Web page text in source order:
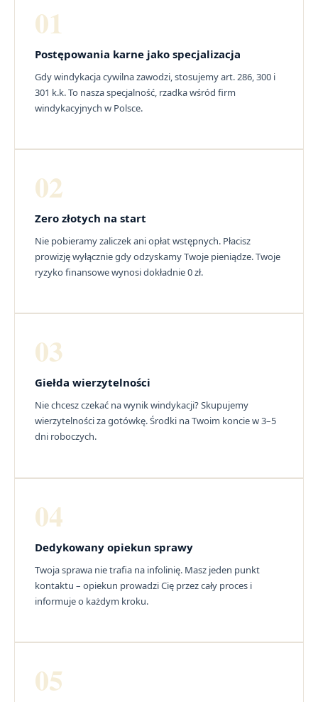
01
Postępowania karne jako specjalizacja
Gdy windykacja cywilna zawodzi, stosujemy art. 286, 300 i
301 k.k. To nasza specjalność, rzadka wśród firm
windykacyjnych w Polsce.
02
Zero złotych na start
Nie pobieramy zaliczek ani opłat wstępnych. Płacisz
prowizję wyłącznie gdy odzyskamy Twoje pieniądze. Twoje
ryzyko finansowe wynosi dokładnie 0 zł.
03
Giełda wierzytelności
Nie chcesz czekać na wynik windykacji? Skupujemy
wierzytelności za gotówkę. Środki na Twoim koncie w 3–5
dni roboczych.
04
Dedykowany opiekun sprawy
Twoja sprawa nie trafia na infolinię. Masz jeden punkt
kontaktu – opiekun prowadzi Cię przez cały proces i
informuje o każdym kroku.
05